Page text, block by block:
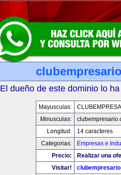
El dueño de este dominio lo
Mayusculas:
Minusculas:
Longitud:
14 caracteres
Categorias:
Empresas e
Precio:
Realizar una
Visitar!